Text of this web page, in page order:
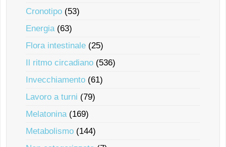
Cronotipo (53)
Energia(63)
Flora intestinale (25)
Il ritmo circadiano (536)
Invecchiamento (61)
Lavoro a turni (79)
Melatonina(169)
Metabolismo (144)